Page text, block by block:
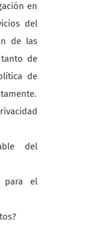
en
del
de las
de
de
del
para el